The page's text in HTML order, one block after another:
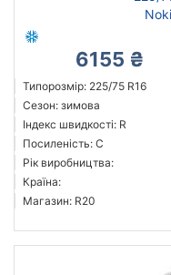
6155 ₴
Типорозмір: 225/75 R16
Сезон: зимова
Індекс швидкості: R
Посиленість: C
Рік виробництва:
Країна:
Магазин: R20